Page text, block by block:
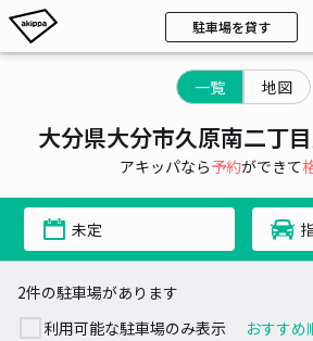
駐車場を貸す
一覧 地図
大分県大分市久原南二丁
アキッパなら予約ができて
未定
2件の駐車場があります
利用可能な駐車場のみ表示